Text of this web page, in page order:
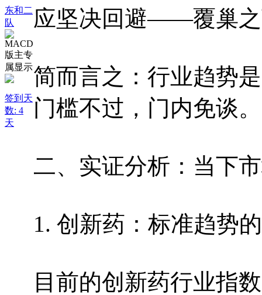
东和二
队
签到天
数: 4
天
应坚决回避——覆巢之
简而言之：行业趋势
门槛不过，门内免谈。
二、实证分析：当下
1. 创新药：标准趋势
目前的创新药行业指